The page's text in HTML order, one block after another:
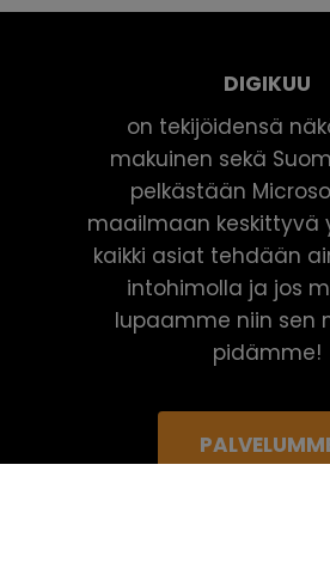
DIGIKUU
on tekijöidensä
makuinen sekä
pelkästään
maailmaan keskittyvä
kaikki asiat tehdään
intohimolla ja jos
lupaamme niin sen
pidämme!